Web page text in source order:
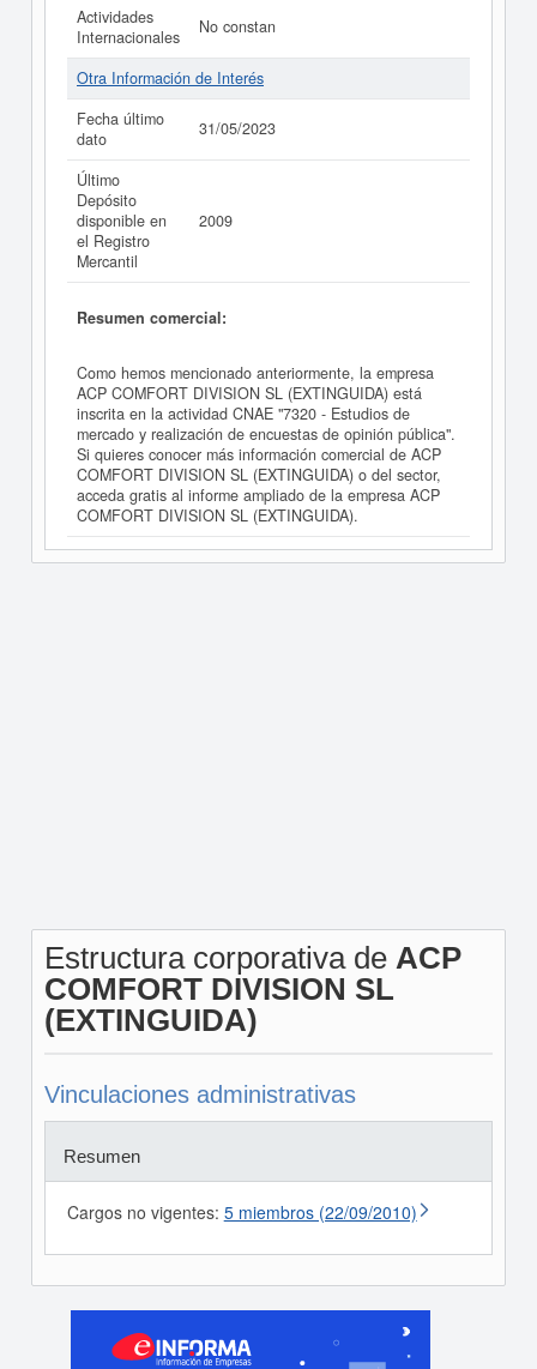
Actividades
Internacionales
No constan
Otra Información de Interés
Fecha último
dato
31/05/2023
Último
Depósito
disponible en
el Registro
Mercantil
2009
Resumen comercial:
Como hemos mencionado anteriormente, la empresa
ACP COMFORT DIVISION SL (EXTINGUIDA) está
inscrita en la actividad CNAE "7320 - Estudios de
mercado y realización de encuestas de opinión pública".
Si quieres conocer más información comercial de ACP
COMFORT DIVISION SL (EXTINGUIDA) o del sector,
acceda gratis al informe ampliado de la empresa ACP
COMFORT DIVISION SL (EXTINGUIDA).
Estructura corporativa de ACP
COMFORT DIVISION SL
(EXTINGUIDA)
Vinculaciones administrativas
Resumen
Cargos no vigentes: 5 miembros (22/09/2010)